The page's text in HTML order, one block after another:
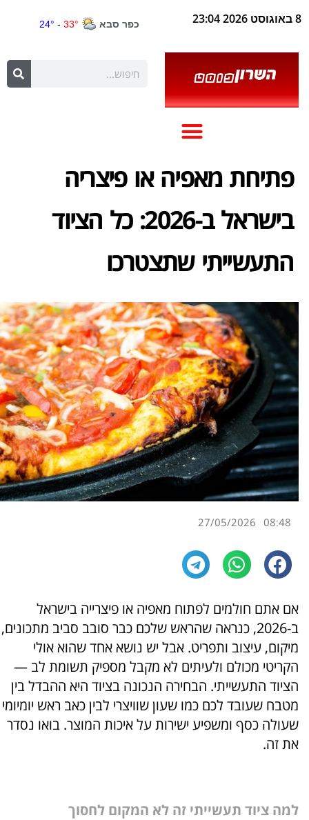
8 באוגוסט 2026 23:04
פתיחת מאפיה או פיצריה
בישראל ב-2026: כל הציוד
התעשייתי שתצטרכו
08:48
27/05/2026
אם אתם חולמים לפתוח מאפיה או פיצרייה בישראל
ב-2026, כנראה שהראש שלכם כבר סובב סביב מתכונים,
מיקום, עיצוב ותפריט. אבל יש נושא אחד שהוא אולי
הקריטי מכולם ולעיתים לא מקבל מספיק תשומת לב —
הציוד התעשייתי. הבחירה הנכונה בציוד היא ההבדל בין
מטבח שעובד לכם כמו שעון שוויצרי לבין כאב ראש יומיומי
שעולה כסף ומשפיע ישירות על איכות המוצר. בואו נסדר
את זה.
למה ציוד תעשייתי זה לא המקום לחסוך